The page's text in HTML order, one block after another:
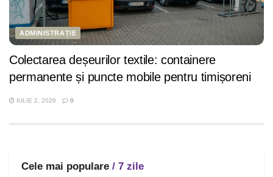
ADMINISTRAȚIE
Colectarea deșeurilor textile: containere
permanente și puncte mobile pentru timișoreni
IULIE 2, 2026 0
Cele mai populare / 7 zile